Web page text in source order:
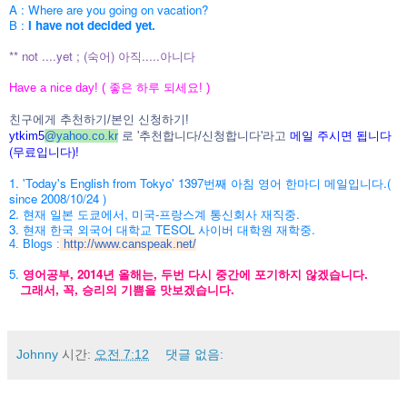
A : Where are you going on vacation?
B : I have not decided yet.
** not ....yet ; (숙어) 아직.....아니다
Have a nice day! ( 좋은 하루 되세요! )
친구에게 추천하기/본인 신청하기!
ytkim5@yahoo.co.kr 로 '추천합니다/신청합니다'라고 메일 주시면 됩니다
(무료입니다)!
1. 'Today's English from Tokyo' 1397번째 아침 영어 한마디 메일입니다.(
since 2008/10/24 )
2. 현재 일본 도쿄에서, 미국-프랑스계 통신회사 재직중.
3. 현재 한국 외국어 대학교 TESOL 사이버 대학원 재학중.
4. Blogs : http://www.canspeak.net/
5. 영어공부, 2014년 올해는, 두번 다시 중간에 포기하지 않겠습니다.
그래서, 꼭, 승리의 기쁨을 맛보겠습니다.
Johnny 시간: 오전 7:12 댓글 없음: